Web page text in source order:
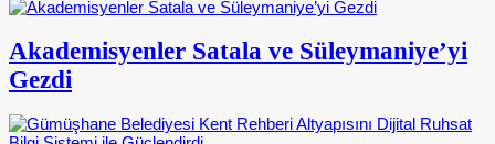
Akademisyenler Satala ve Süleymaniye’yi
Gezdi